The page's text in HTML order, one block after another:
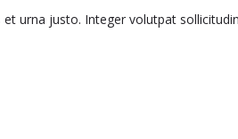
urna justo. Integer volutpat